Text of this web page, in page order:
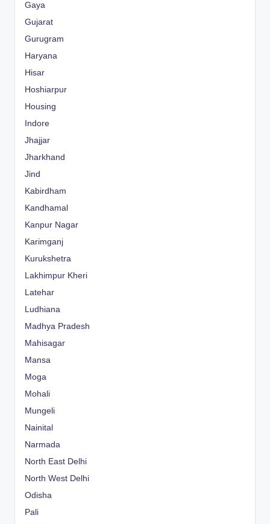
Gaya
Gujarat
Gurugram
Haryana
Hisar
Hoshiarpur
Housing
Indore
Jhajjar
Jharkhand
Jind
Kabirdham
Kandhamal
Kanpur Nagar
Karimganj
Kurukshetra
Lakhimpur Kheri
Latehar
Ludhiana
Madhya Pradesh
Mahisagar
Mansa
Moga
Mohali
Mungeli
Nainital
Narmada
North East Delhi
North West Delhi
Odisha
Pali